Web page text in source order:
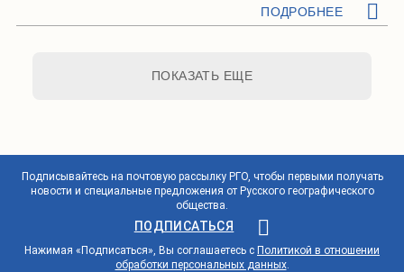
ПОДРОБНЕЕ
ПОКАЗАТЬ ЕЩЕ
Подписывайтесь на почтовую рассылку РГО, чтобы первыми получать
новости и специальные предложения от Русского географического
общества.
ПОДПИСАТЬСЯ
Нажимая «Подписаться», Вы соглашаетесь с Политикой в отношении
обработки персональных данных.